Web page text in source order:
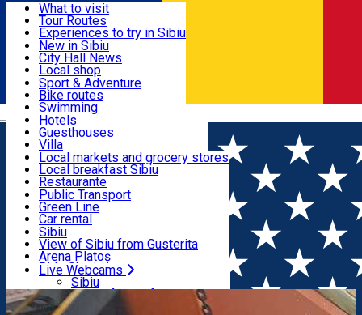
Română
Useful info
Activities & Adventure
Accommodation
Food, Drinks & Nightlife
Transport & Parking
Live Webcams
What to visit
Tour Routes
Experiences to try in Sibiu
Podcast
Culture
Museums
Churches
Parks, Zoo
County of Sibiu
New in Sibiu
City Hall News
Local shop
Sibiu artisans
Sibiul Verde
Public services
Education
How do I get to Sibiu
Tourist Info
Tour Guides
Guided tours
Publicații locale
Beauty salons
Sport & Adventure
Bike routes
Swimming
Riding
Indoor activities
Loc de joacă indoor
Loc de joacă outdoor
Ski
Ice skating
Yoga
Hotels
Guesthouses
Villa
Hostels
Motel
Camping
Renting rooms
Rooms for rent
Accommodation outside Sibiu
Local markets and grocery stores
Local breakfast Sibiu
Restaurante
Pizza
Fast Food
Coffee
Sweets
Pub, Bar
Night clubs
Bakeries
Public Transport
Green Line
Car rental
Rent a bike
Scooter rentals
Taxi
Ride Sharing
Parking tickets
Parking places
Electric vehicle charging points
Sibiu
View of Sibiu from Gusterita
Arena Platoș
Live Webcams
Sibiu
View of Sibiu from Gusterita
Arena Platoș
Home Press release Informații deszăpezire 8 ianuarie